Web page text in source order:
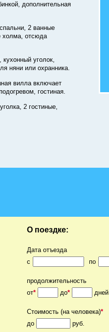
дополнительная
2 ванные
холма, отсюда
уголок,
няни или охранника.
вилла включает
гостиная.
2 гостиные,
О поездке:
Дата отъезда
c
по
продолжительность
от* до* дней
Стоимость (на человека)*
до
руб.